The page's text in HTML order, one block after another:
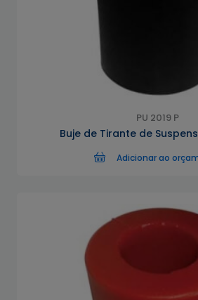
PU 2019 P
Buje de Tirante de
Adicionar ao